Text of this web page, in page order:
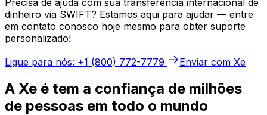
dinheiro via SWIFT? Estamos aqui para ajudar — entre
em contato conosco hoje mesmo para obter suporte
personalizado!
Ligue para nós: +1 (800) 772-7779
Enviar com Xe
A Xe é tem a confiança de milhões
de pessoas em todo o mundo